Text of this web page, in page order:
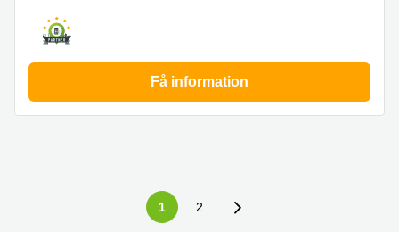
Få information
1 2